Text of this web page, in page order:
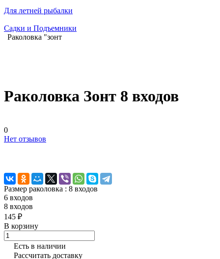
Для летней рыбалки
Садки и Подъемники
Раколовка "зонт
Раколовка Зонт 8 входов
0
Нет отзывов
Размер раколовка : 8 входов
6 входов
8 входов
145 ₽
В корзину
Есть в наличии
Рассчитать доставку